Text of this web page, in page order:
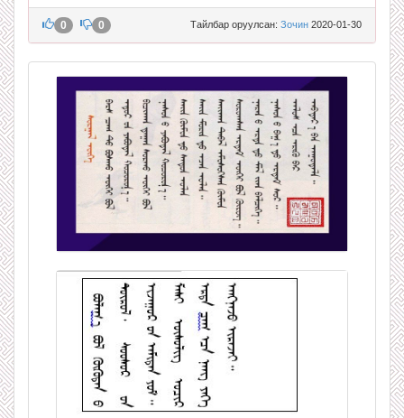
Тайлбар оруулсан: Зочин 2020-01-30
0 0